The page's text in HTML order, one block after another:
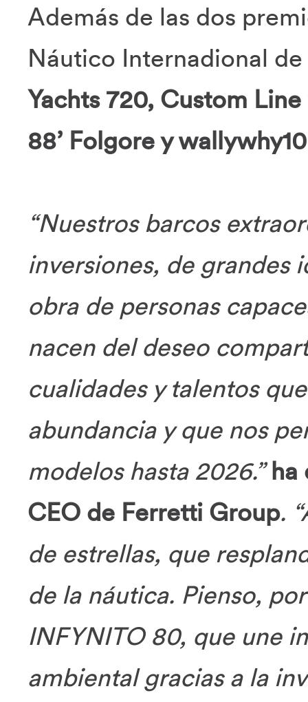
Además de las dos
Náutico Internadional
Yachts 720, Custom Line
88’ Folgore y
“Nuestros barcos
inversiones, de grandes
obra de personas
nacen del deseo
cualidades y talentos
abundancia y que nos
modelos hasta 2026.”ha
CEO de Ferretti Group.
de estrellas, que
de la náutica. Pienso,
INFYNITO 80, que une
ambiental gracias a la